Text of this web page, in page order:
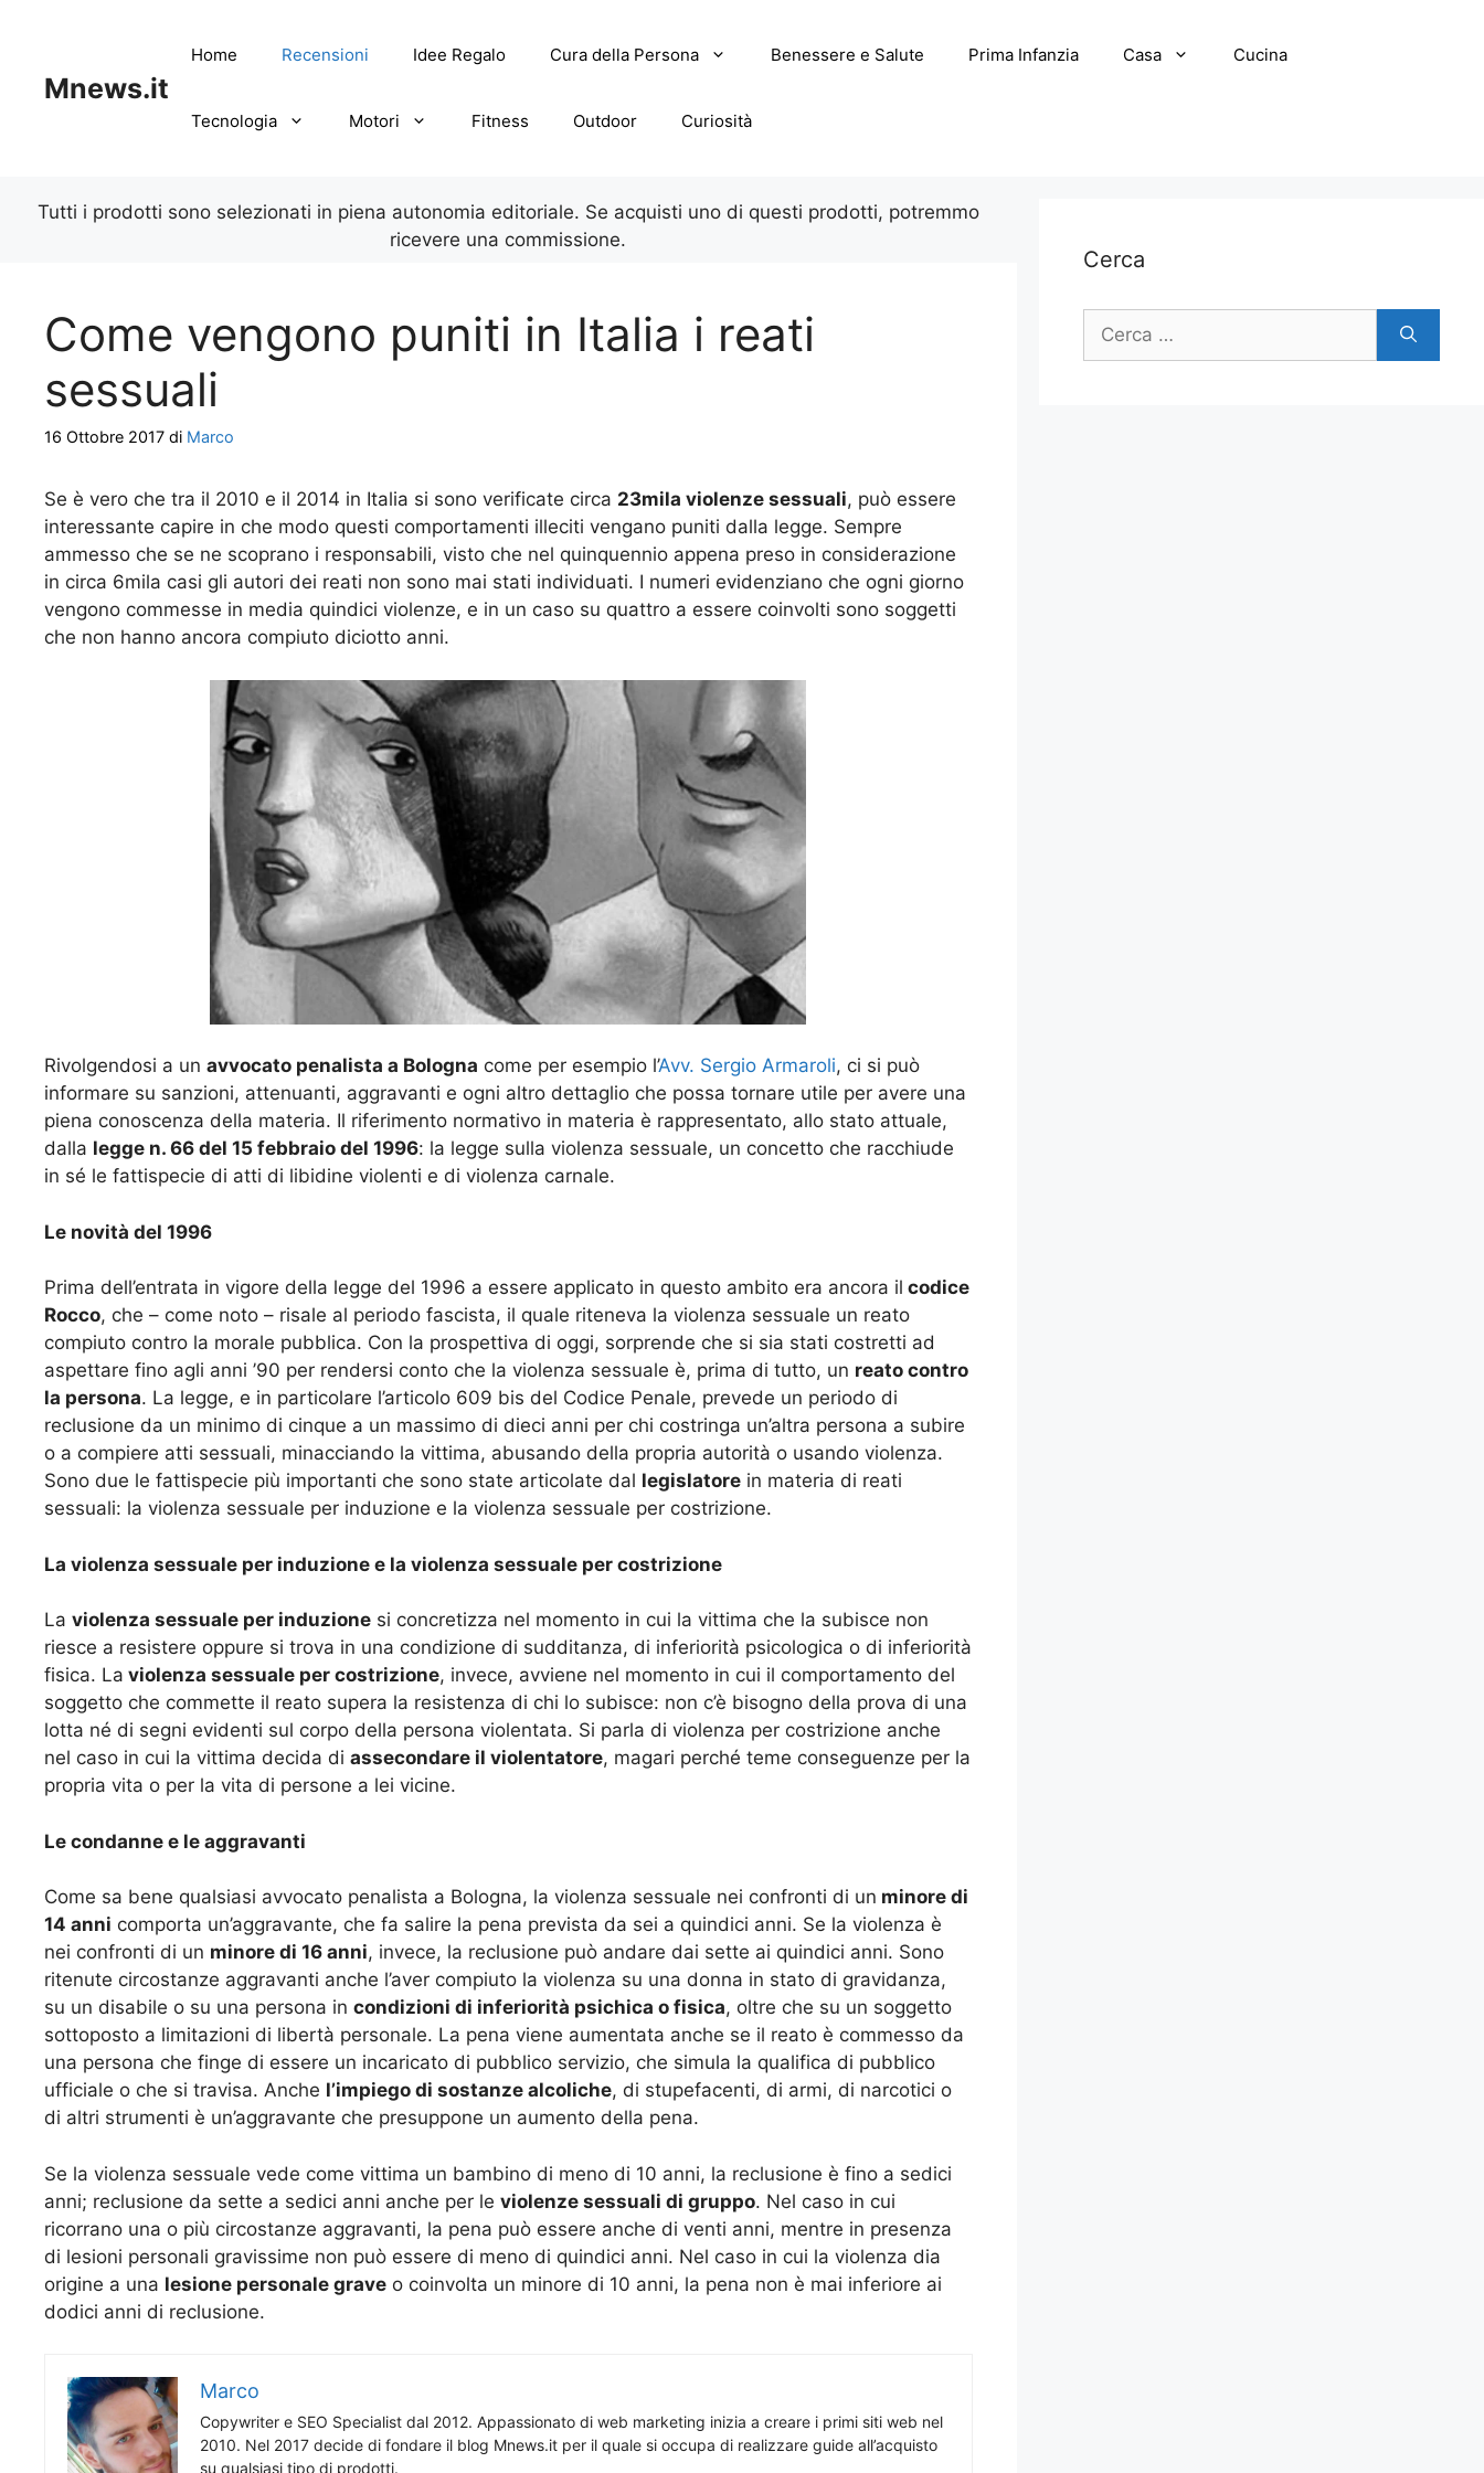
Mnews.it
Home Recensioni Idee Regalo Cura della Persona Benessere e Salute Prima Infanzia Casa Cucina
Tecnologia Motori Fitness Outdoor Curiosità
Tutti i prodotti sono selezionati in piena autonomia editoriale. Se acquisti uno di questi prodotti, potremmo
ricevere una commissione.
Come vengono puniti in Italia i reati
sessuali
16 Ottobre 2017 di Marco
Se è vero che tra il 2010 e il 2014 in Italia si sono verificate circa 23mila violenze sessuali, può essere
interessante capire in che modo questi comportamenti illeciti vengano puniti dalla legge. Sempre
ammesso che se ne scoprano i responsabili, visto che nel quinquennio appena preso in considerazione
in circa 6mila casi gli autori dei reati non sono mai stati individuati. I numeri evidenziano che ogni giorno
vengono commesse in media quindici violenze, e in un caso su quattro a essere coinvolti sono soggetti
che non hanno ancora compiuto diciotto anni.
Rivolgendosi a un avvocato penalista a Bologna come per esempio l’Avv. Sergio Armaroli, ci si può
informare su sanzioni, attenuanti, aggravanti e ogni altro dettaglio che possa tornare utile per avere una
piena conoscenza della materia. Il riferimento normativo in materia è rappresentato, allo stato attuale,
dalla legge n. 66 del 15 febbraio del 1996: la legge sulla violenza sessuale, un concetto che racchiude
in sé le fattispecie di atti di libidine violenti e di violenza carnale.
Le novità del 1996
Prima dell’entrata in vigore della legge del 1996 a essere applicato in questo ambito era ancora il codice
Rocco, che – come noto – risale al periodo fascista, il quale riteneva la violenza sessuale un reato
compiuto contro la morale pubblica. Con la prospettiva di oggi, sorprende che si sia stati costretti ad
aspettare fino agli anni ’90 per rendersi conto che la violenza sessuale è, prima di tutto, un reato contro
la persona. La legge, e in particolare l’articolo 609 bis del Codice Penale, prevede un periodo di
reclusione da un minimo di cinque a un massimo di dieci anni per chi costringa un’altra persona a subire
o a compiere atti sessuali, minacciando la vittima, abusando della propria autorità o usando violenza.
Sono due le fattispecie più importanti che sono state articolate dal legislatore in materia di reati
sessuali: la violenza sessuale per induzione e la violenza sessuale per costrizione.
La violenza sessuale per induzione e la violenza sessuale per costrizione
La violenza sessuale per induzione si concretizza nel momento in cui la vittima che la subisce non
riesce a resistere oppure si trova in una condizione di sudditanza, di inferiorità psicologica o di inferiorità
fisica. La violenza sessuale per costrizione, invece, avviene nel momento in cui il comportamento del
soggetto che commette il reato supera la resistenza di chi lo subisce: non c’è bisogno della prova di una
lotta né di segni evidenti sul corpo della persona violentata. Si parla di violenza per costrizione anche
nel caso in cui la vittima decida di assecondare il violentatore, magari perché teme conseguenze per la
propria vita o per la vita di persone a lei vicine.
Le condanne e le aggravanti
Come sa bene qualsiasi avvocato penalista a Bologna, la violenza sessuale nei confronti di un minore di
14 anni comporta un’aggravante, che fa salire la pena prevista da sei a quindici anni. Se la violenza è
nei confronti di un minore di 16 anni, invece, la reclusione può andare dai sette ai quindici anni. Sono
ritenute circostanze aggravanti anche l’aver compiuto la violenza su una donna in stato di gravidanza,
su un disabile o su una persona in condizioni di inferiorità psichica o fisica, oltre che su un soggetto
sottoposto a limitazioni di libertà personale. La pena viene aumentata anche se il reato è commesso da
una persona che finge di essere un incaricato di pubblico servizio, che simula la qualifica di pubblico
ufficiale o che si travisa. Anche l’impiego di sostanze alcoliche, di stupefacenti, di armi, di narcotici o
di altri strumenti è un’aggravante che presuppone un aumento della pena.
Se la violenza sessuale vede come vittima un bambino di meno di 10 anni, la reclusione è fino a sedici
anni; reclusione da sette a sedici anni anche per le violenze sessuali di gruppo. Nel caso in cui
ricorrano una o più circostanze aggravanti, la pena può essere anche di venti anni, mentre in presenza
di lesioni personali gravissime non può essere di meno di quindici anni. Nel caso in cui la violenza dia
origine a una lesione personale grave o coinvolta un minore di 10 anni, la pena non è mai inferiore ai
dodici anni di reclusione.
Marco
Copywriter e SEO Specialist dal 2012. Appassionato di web marketing inizia a creare i primi siti web nel
2010. Nel 2017 decide di fondare il blog Mnews.it per il quale si occupa di realizzare guide all’acquisto
su qualsiasi tipo di prodotti.
Cerca
Ricerca